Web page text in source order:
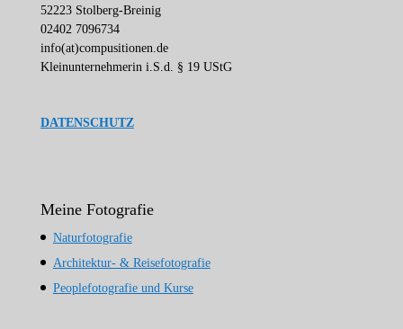
52223 Stolberg-Breinig
02402 7096734
info(at)compusitionen.de
Kleinunternehmerin i.S.d. § 19 UStG
DATENSCHUTZ
Meine Fotografie
Naturfotografie
Architektur- & Reisefotografie
Peoplefotografie und Kurse